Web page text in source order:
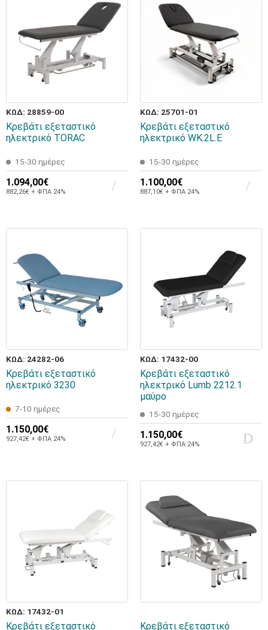
ΚΩΔ: 28859-00
Κρεβάτι εξεταστικό
ηλεκτρικό TORAC
15-30 ημέρες
1.094,00€
882,26€ + ΦΠΑ 24%
ΚΩΔ: 25701-01
Κρεβάτι εξεταστικό
ηλεκτρικό WK.2L.E
15-30 ημέρες
1.100,00€
887,10€ + ΦΠΑ 24%
ΚΩΔ: 24282-06
Κρεβάτι εξεταστικό
ηλεκτρικό 3230
7-10 ημέρες
1.150,00€
927,42€ + ΦΠΑ 24%
ΚΩΔ: 17432-00
Κρεβάτι εξεταστικό
ηλεκτρικό Lumb 2212.1
μαύρο
15-30 ημέρες
1.150,00€
927,42€ + ΦΠΑ 24%
ΚΩΔ: 17432-01
Κρεβάτι εξεταστικό
Κρεβάτι εξεταστικό